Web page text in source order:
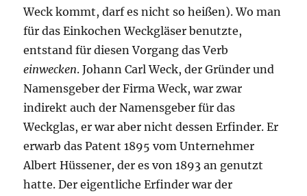
Weck kommt, darf es nicht so heißen). Wo man
für das Einkochen Weckgläser benutzte,
entstand für diesen Vorgang das Verb
einwecken. Johann Carl Weck, der Gründer und
Namensgeber der Firma Weck, war zwar
indirekt auch der Namensgeber für das
Weckglas, er war aber nicht dessen Erfinder. Er
erwarb das Patent 1895 vom Unternehmer
Albert Hüssener, der es von 1893 an genutzt
hatte. Der eigentliche Erfinder war der